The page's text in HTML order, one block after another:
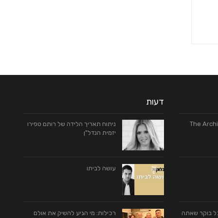
The
בוקר שאתה
דעות
ניתוח תאריך הלידה של רותם טפירו
יזמית הנדל"ן
עושה לביתו
רכילות: מי הגיע להשיק את אולם